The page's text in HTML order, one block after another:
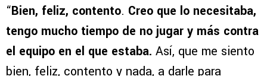
“Bien, feliz, contento. Creo que lo necesitaba,
tengo mucho tiempo de no jugar y más contra
el equipo en el que estaba. Así, que me siento
bien, feliz, contento y nada, a darle para